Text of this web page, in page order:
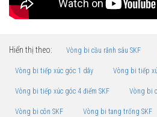
Hiển thị theo: Vòng bi cầu rãnh sâu SKF
Vòng bi tiếp xúc góc 1 dãy Vòng bi tiếp
Vòng bi tiếp xúc góc 4 điểm SKF Vòng bi
Vòng bi côn SKF Vòng bi tang trống SKF